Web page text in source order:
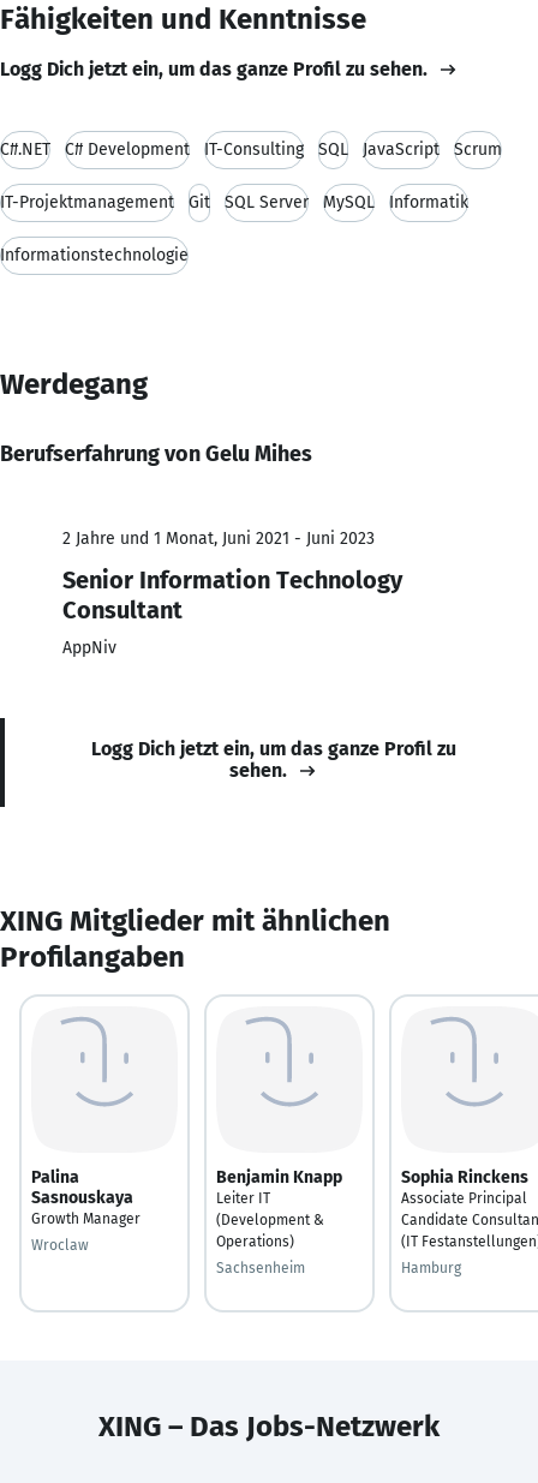
Fähigkeiten und Kenntnisse
Logg Dich jetzt ein, um das ganze Profil zu sehen.
C#.NET C# Development IT-Consulting SQL JavaScript Scrum
IT-Projektmanagement Git SQL Server MySQL Informatik
Informationstechnologie
Werdegang
Berufserfahrung von Gelu Mihes
2 Jahre und 1 Monat, Juni 2021 - Juni 2023
Senior Information Technology
Consultant
AppNiv
Logg Dich jetzt ein, um das ganze Profil zu
sehen.
XING Mitglieder mit ähnlichen
Profilangaben
Palina
Sasnouskaya
Growth Manager
Wroclaw
Benjamin Knapp
Leiter IT
(Development &
Operations)
Sachsenheim
Sophia Rinckens
Associate Principal
Candidate
(IT
Hamburg
XING – Das Jobs-Netzwerk